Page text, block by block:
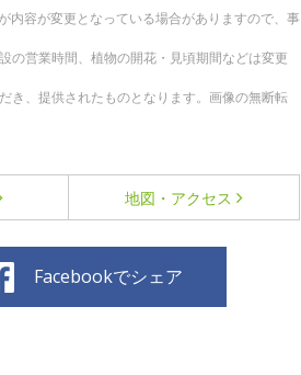
容が変更となっている場合がありますので、事
の営業時間、植物の開花・見頃期間などは変更
き、提供されたものとなります。画像の無断転
地図・アクセス
Facebookでシェア